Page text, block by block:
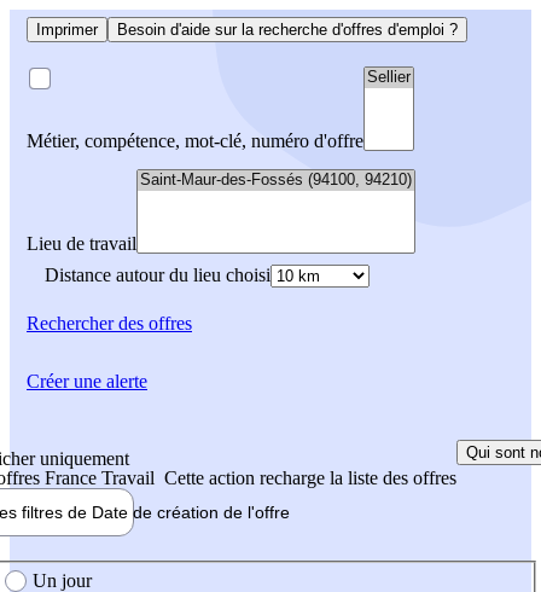
Imprimer Besoin d'aide sur la recherche d'offres d'emploi ?
Métier, compétence, mot-clé, numéro d'offre
Lieu de travail
Distance autour du lieu choisi
Rechercherdes offres
uniquement
France Travail Cette action recharge la liste des offres
Qui sont
filtres de Date de création de l'offre
création de l'offre
Un jour
Créer une alerte